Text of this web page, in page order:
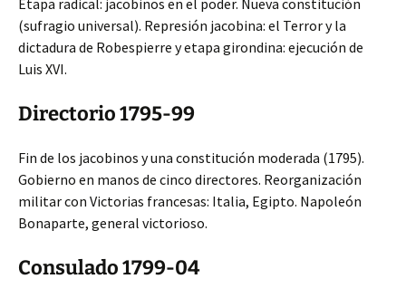
Etapa radical: jacobinos en el poder. Nueva constitución
(sufragio universal). Represión jacobina: el Terror y la
dictadura de Robespierre y etapa girondina: ejecución de
Luis XVI.
Directorio 1795-99
Fin de los jacobinos y una constitución moderada (1795).
Gobierno en manos de cinco directores. Reorganización
militar con Victorias francesas: Italia, Egipto. Napoleón
Bonaparte, general victorioso.
Consulado 1799-04